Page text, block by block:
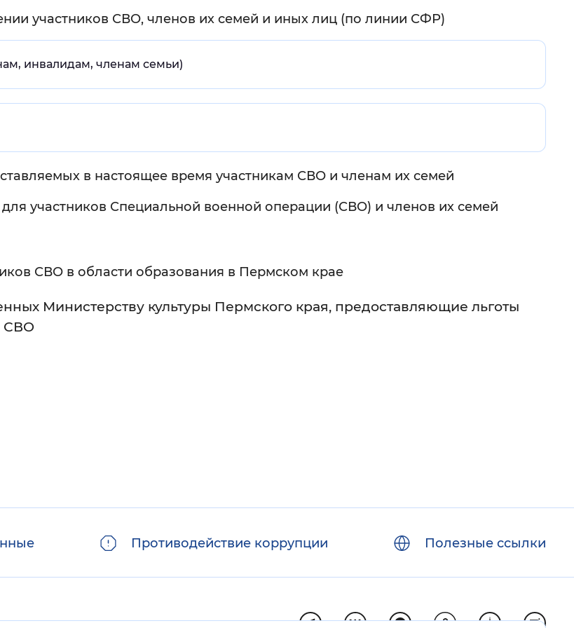
монохромный Синий фон
Закрыть
участников СВО, членов их семей и иных лиц (по линии СФР)
инвалидам, членам семьи)
в настоящее время участникам СВО и членам их семей
участников Специальной военной операции (СВО) и членов их семей
СВО в области образования в Пермском крае
Министерству культуры Пермского края, предоставляющие льготы
СВО
Противодействие коррупции Полезные ссылки